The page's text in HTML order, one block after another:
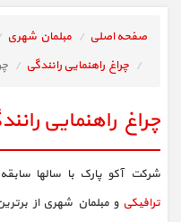
صفحه اصلی مبلمان شهری
چراغ راهنمایی رانندگی
چراغ راهنمایی
شرکت آکو پارک با سالها
ترافیکیو مبلمان شهری از